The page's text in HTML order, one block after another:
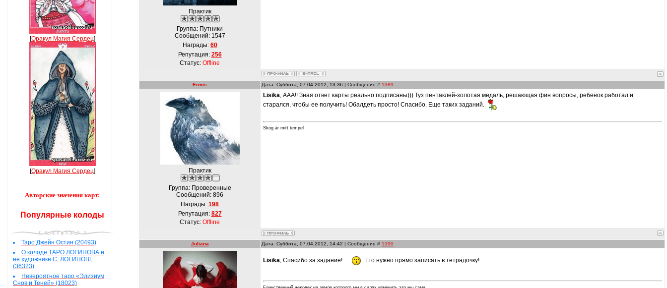
[Оракул Магия Сердец]
[Оракул Магия Сердец]
Авторские значения карт:
Популярные колоды
Таро Джейн Остин (20493)
О колоде ТАРО ЛОГИНОВА и
ее художнике С. ЛОГИНОВЕ
(36323)
Невероятное таро «Элизиум
Снов и Теней» (18023)
Практик
Группа: Путники
Сообщений: 1547
Награды: 60
Репутация: 256
Статус: Offline
Ermis Дата: Суббота, 07.04.2012, 13:36 | Сообщение # 1389
Практик
Группа: Проверенные
Сообщений: 896
Награды: 198
Репутация: 827
Статус: Offline
Lisika, ААА!! Зная ответ карты реально подписаны))) Туз пентаклей-золотая медаль, решающая фин вопросы, ребенок работал и
старался, чтобы ее получить! Обалдеть просто! Спасибо. Еще таких заданий.
Skog är mitt tempel
Juliana Дата: Суббота, 07.04.2012, 14:42 | Сообщение # 1390
Lisika, Спасибо за задание! Его нужно прямо записать в тетрадочку!